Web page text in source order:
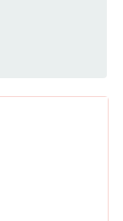
шейкера
кружка для
они плотно